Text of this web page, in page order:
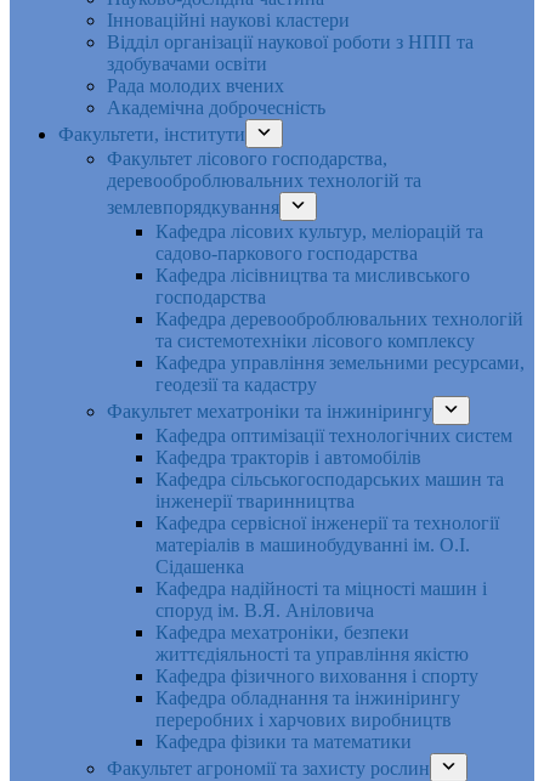
Інноваційні наукові кластери
Відділ організації наукової роботи з НПП та
здобувачами освіти
Рада молодих вчених
Академічна доброчесність
Факультети, інститути
Факультет лісового господарства,
деревооброблювальних технологій та
землевпорядкування
Кафедра лісових культур, меліорацій та
садово-паркового господарства
Кафедра лісівництва та мисливського
господарства
Кафедра деревооброблювальних технологій
та системотехніки лісового комплексу
Кафедра управління земельними ресурсами,
геодезії та кадастру
Факультет мехатроніки та інжинірингу
Кафедра оптимізації технологічних систем
Кафедра тракторів і автомобілів
Кафедра сільськогосподарських машин та
інженерії тваринництва
Кафедра cервісної інженерії та технології
матеріалів в машинобудуванні ім. О.І.
Сідашенка
Кафедра надійності та міцності машин і
споруд ім. В.Я. Аніловича
Кафедра мехатроніки, безпеки
життєдіяльності та управління якістю
Кафедра фізичного виховання і спорту
Кафедра обладнання та інжинірингу
переробних і харчових виробництв
Кафедра фізики та математики
Факультет агрономії та захисту рослин